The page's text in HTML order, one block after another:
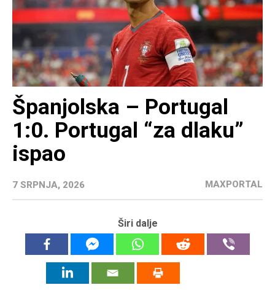
Španjolska – Portugal
1:0. Portugal “za dlaku”
ispao
7 SRPNJA, 2026 MAXPORTAL
Širi dalje